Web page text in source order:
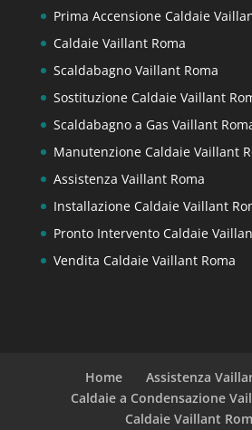
Prima Accensione Caldaie
Caldaie Vaillant Roma
Scaldabagno Vaillant Roma
Sostituzione Caldaie Vaillant
Scaldabagno a Gas Vaillant
Manutenzione Caldaie Vaillant
Assistenza Vaillant Roma
Installazione Caldaie Vaillant
Pronto Intervento Caldaie
Vendita Caldaie Vaillant Roma
Home
Assistenza
Caldaie a Condensazione
Caldaie Vaillant